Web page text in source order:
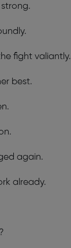
fight valiantly.
best.
again.
already.